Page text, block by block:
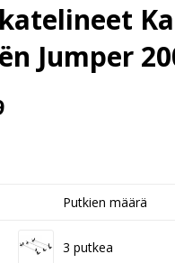
Jumper
Putkien määrä
3 putkea